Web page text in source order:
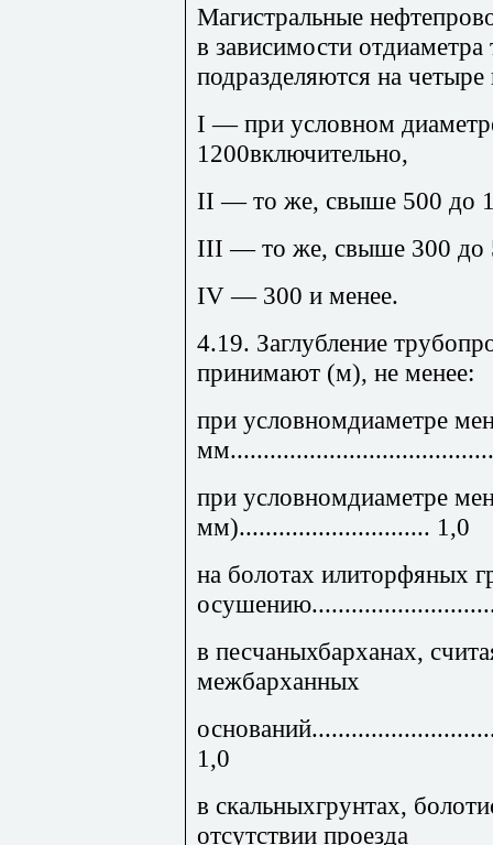
Магистральные
в зависимости
подразделяются на четыре
I — при условном
1200включительно,
II — то же, свыше 500 до
III — то же, свыше 300 до
IV — 300 и менее.
4.19. Заглубление
принимают (м), не менее:
при условномдиаметре
при условномдиаметре
мм)............................. 1,0
на болотах илиторфяных
в песчаныхбарханах,
межбарханных
1,0
в скальныхгрунтах,
отсутствии проезда